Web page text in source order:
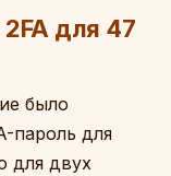
для 47
было
пароль для
для двух